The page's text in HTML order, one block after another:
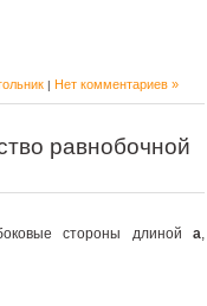
| Нет комментариев »
равнобочной
стороны длиной a,